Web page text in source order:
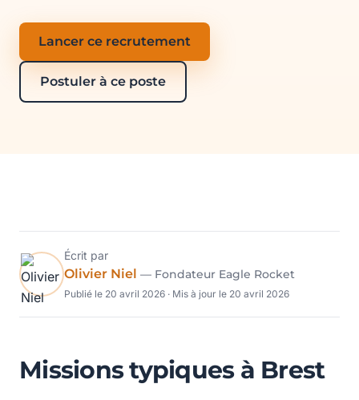
Lancer ce recrutement
Postuler à ce poste
Écrit par
Olivier Niel — Fondateur Eagle Rocket
Publié le 20 avril 2026 · Mis à jour le 20 avril 2026
Missions typiques à Brest